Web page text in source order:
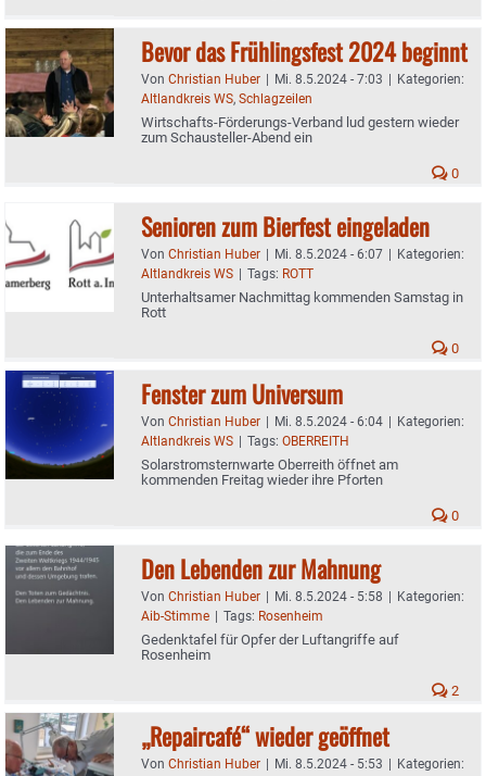
Bevor das Frühlingsfest 2024 beginnt
Von Christian Huber | Mi. 8.5.2024 - 7:03 | Kategorien:
Altlandkreis WS, Schlagzeilen
Wirtschafts-Förderungs-Verband lud gestern wieder
zum Schausteller-Abend ein
0
Senioren zum Bierfest eingeladen
Von Christian Huber | Mi. 8.5.2024 - 6:07 | Kategorien:
Altlandkreis WS | Tags: ROTT
Unterhaltsamer Nachmittag kommenden Samstag in
Rott
0
Fenster zum Universum
Von Christian Huber | Mi. 8.5.2024 - 6:04 | Kategorien:
Altlandkreis WS | Tags: OBERREITH
Solarstromsternwarte Oberreith öffnet am
kommenden Freitag wieder ihre Pforten
0
Den Lebenden zur Mahnung
Von Christian Huber | Mi. 8.5.2024 - 5:58 | Kategorien:
Aib-Stimme | Tags: Rosenheim
Gedenktafel für Opfer der Luftangriffe auf
Rosenheim
2
„Repaircafé“ wieder geöffnet
Von Christian Huber | Mi. 8.5.2024 - 5:53 | Kategorien: